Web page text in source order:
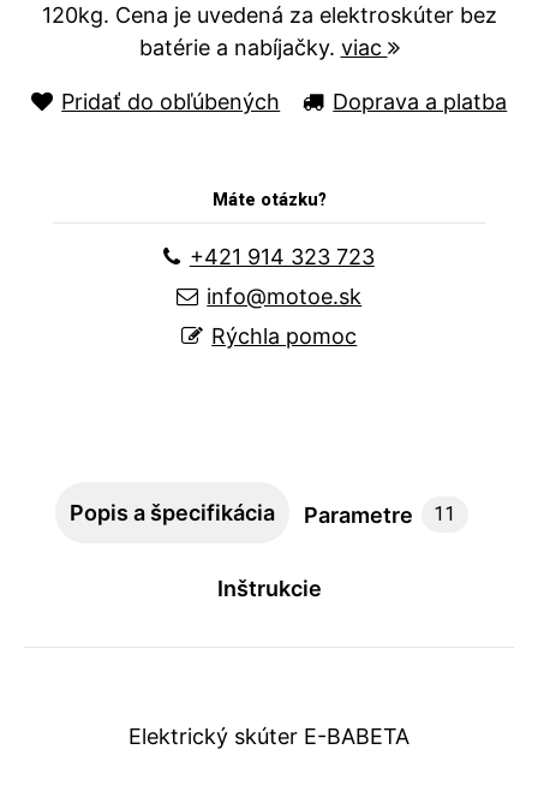
120kg. Cena je uvedená za elektroskúter bez
batérie a nabíjačky. viac
Pridať do obľúbených Doprava a platba
Máte otázku?
+421 914 323 723
info@motoe.sk
Rýchla pomoc
Popis a špecifikácia Parametre 11
Inštrukcie
Elektrický skúter E-BABETA